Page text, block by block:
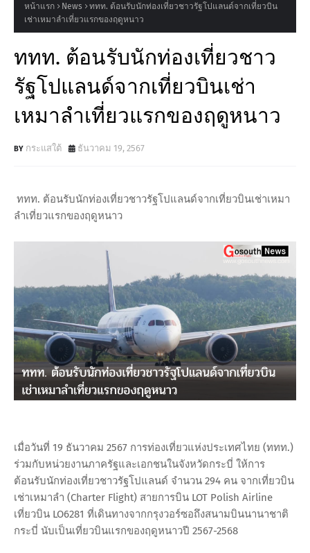
หน้าแรก News
ททท. ต้อนรับนักท่องเที่ยวชาวรัฐโปแลนด์จากเที่ยวบิน
เช่าเหมาลำเที่ยวแรกของฤดูหนาว
ททท. ต้อนรับนักท่องเที่ยวชาว
รัฐโปแลนด์จากเที่ยวบินเช่า
เหมาลำเที่ยวแรกของฤดูหนาว
กระแสใต้ ธันวาคม 19, 2567
ททท. ต้อนรับนักท่องเที่ยวชาวรัฐโปแลนด์จากเที่ยวบินเช่าเหมา
ลำเที่ยวแรกของฤดูหนาว
เมื่อวันที่ 19 ธันวาคม 2567 การท่องเที่ยวแห่งประเทศไทย (ททท.)
ร่วมกับหน่วยงานภาครัฐและเอกชนในจังหวัดกระบี่ ให้การ
ต้อนรับนักท่องเที่ยวชาวรัฐโปแลนด์ จำนวน 294 คน จากเที่ยวบิน
เช่าเหมาลำ (Charter Flight) สายการบิน LOT Polish Airline
เที่ยวบิน LO6281 ที่เดินทางจากกรุงวอร์ซอถึงสนามบินนานาชาติ
กระบี่ นับเป็นเที่ยวบินแรกของฤดูหนาวปี 2567-2568